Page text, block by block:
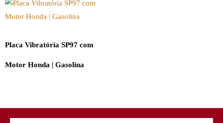
Placa Vibratória SP97 com
Motor Honda | Gasolina